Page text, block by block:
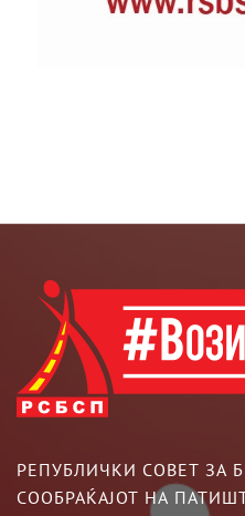
РЕПУБЛИЧКИ СОВЕТ ЗА
СООБРАЌАЈОТ НА